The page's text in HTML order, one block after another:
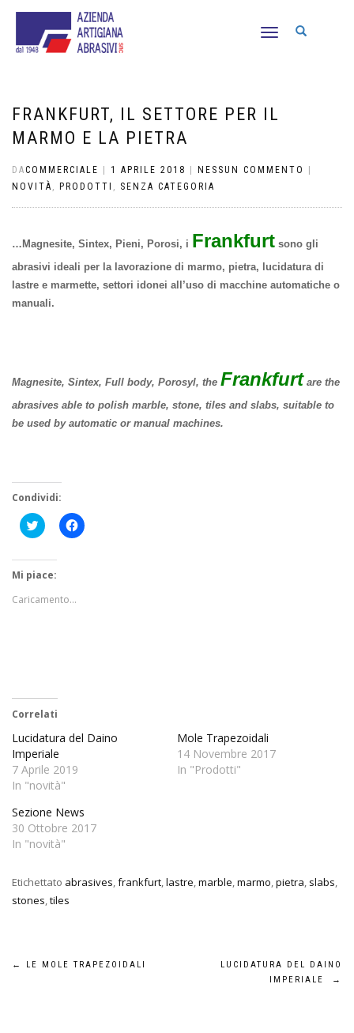
NAVIGAZIONE
FRANKFURT, IL SETTORE PER IL
MARMO E LA PIETRA
DACOMMERCIALE 1 APRILE 2018 NESSUN COMMENTO
NOVITÀ , PRODOTTI , SENZA CATEGORIA
…Magnesite, Sintex, Pieni, Porosi, i Frankfurt sono gli
abrasivi ideali per la lavorazione di marmo, pietra, lucidatura di
lastre e marmette, settori idonei all’uso di macchine automatiche o
manuali.
Magnesite, Sintex, Full body, Porosyl, the Frankfurt are the
abrasives able to polish marble, stone, tiles and slabs, suitable to
be used by automatic or manual machines.
Condividi:
Fai
clic
condividere
su
(Si
apre
Fai
clic
Mi piace:
Caricamento...
Correlati
Lucidatura del Daino
Imperiale
7 Aprile 2019
In "novità"
Mole Trapezoidali
14 Novembre 2017
In "Prodotti"
Sezione News
30 Ottobre 2017
In "novità"
Etichettato abrasives,frankfurt,lastre,marble,marmo,pietra, slabs,
stones,tiles
Navigazione
← LE MOLE TRAPEZOIDALI
LUCIDATURA DEL DAINO
IMPERIALE
→